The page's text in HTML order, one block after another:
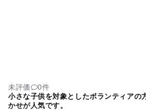
未評価
0件
小さな子供を対象としたボランティアの
かせが人気です。